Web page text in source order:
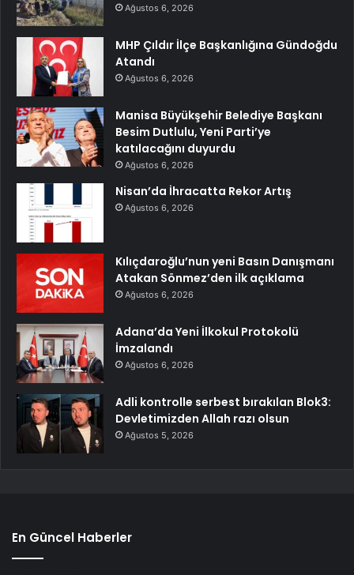
Ağustos 6, 2026
MHP Çıldır İlçe Başkanlığına Gündoğdu
Atandı
Ağustos 6, 2026
Manisa Büyükşehir Belediye Başkanı
Besim Dutlulu, Yeni Parti’ye
katılacağını duyurdu
Ağustos 6, 2026
Nisan’da İhracatta Rekor Artış
Ağustos 6, 2026
Kılıçdaroğlu’nun yeni Basın Danışmanı
Atakan Sönmez’den ilk açıklama
Ağustos 6, 2026
Adana’da Yeni İlkokul Protokolü
İmzalandı
Ağustos 6, 2026
Adli kontrolle serbest bırakılan Blok3:
Devletimizden Allah razı olsun
Ağustos 5, 2026
En Güncel Haberler